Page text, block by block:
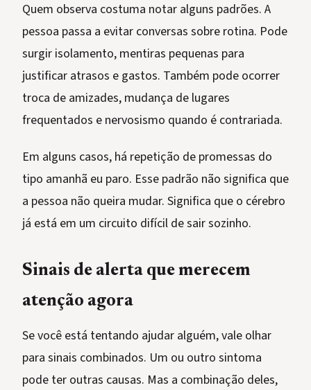
Quem observa costuma notar alguns padrões. A
pessoa passa a evitar conversas sobre rotina. Pode
surgir isolamento, mentiras pequenas para
justificar atrasos e gastos. Também pode ocorrer
troca de amizades, mudança de lugares
frequentados e nervosismo quando é contrariada.
Em alguns casos, há repetição de promessas do
tipo amanhã eu paro. Esse padrão não significa que
a pessoa não queira mudar. Significa que o cérebro
já está em um circuito difícil de sair sozinho.
Sinais de alerta que merecem
atenção agora
Se você está tentando ajudar alguém, vale olhar
para sinais combinados. Um ou outro sintoma
pode ter outras causas. Mas a combinação deles,